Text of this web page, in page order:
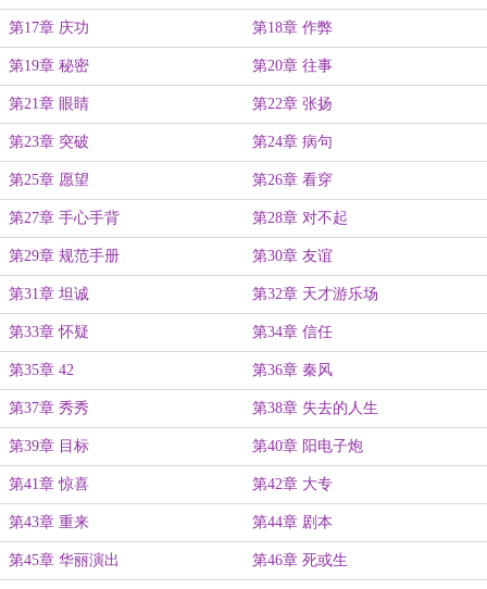
第17章 庆功 第18章 作弊
第19章 秘密 第20章 往事
第21章 眼睛 第22章 张扬
第23章 突破 第24章 病句
第25章 愿望 第26章 看穿
第27章 手心手背 第28章 对不起
第29章 规范手册 第30章 友谊
第31章 坦诚 第32章 天才游乐场
第33章 怀疑 第34章 信任
第35章 42 第36章 秦风
第37章 秀秀 第38章 失去的人生
第39章 目标 第40章 阳电子炮
第41章 惊喜 第42章 大专
第43章 重来 第44章 剧本
第45章 华丽演出 第46章 死或生